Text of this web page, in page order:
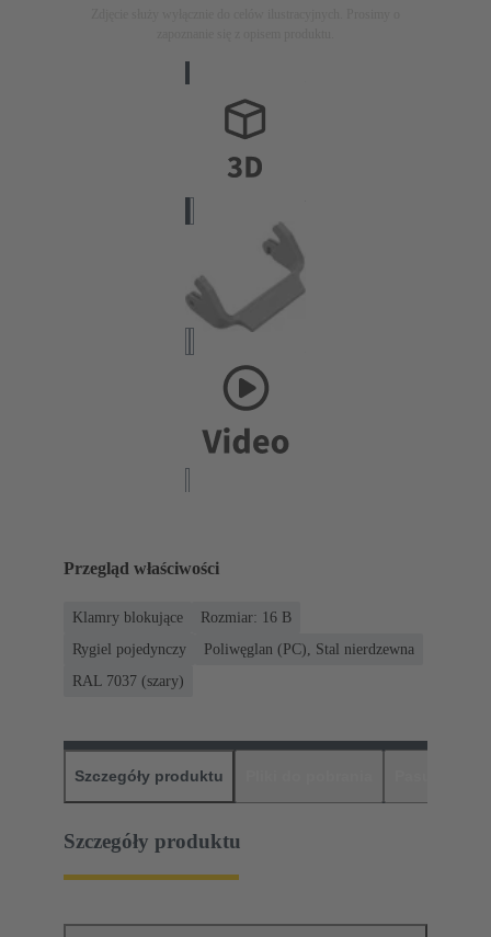
Przegląd właściwości
Klamry blokujące
Rozmiar: 16 B
Rygiel pojedynczy
Poliwęglan (PC), Stal nierdzewna
RAL 7037 (szary)
Szczegóły produktu
Szczegóły produktu